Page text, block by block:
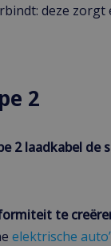
deze
2
2 laadkabel de
te
elektrische